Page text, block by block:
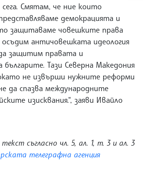
Смятам, че ние които
демокрацията и
защитаваме човешките права
античовешката идеология
защитим правата и
Тази Северна Македония
не извърши нужните реформи
да спазва международните
изисквания.“, заяви Ивайло
съгласно чл. 5, ал. 1, т. 3 и ал. 3
телеграфна агенция